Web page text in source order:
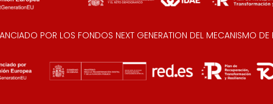
POR LOS FONDOS NEXT GENERATION DEL MECANISMO DE